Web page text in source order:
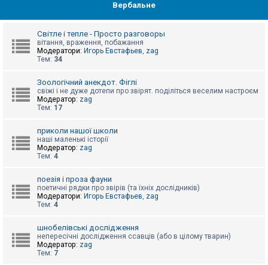
Вербальне
Світле і тепле - Просто разговоры
вітання, враження, побажання
Модератори: Игорь Евстафьев, zag
Тем: 34
Зоологічний анекдот. Фіглі
свіжі і не дуже дотепи про звірят. поділіться веселим настроєм
Модератор: zag
Тем: 17
приколи нашої школи
наші маленькі історії
Модератор: zag
Тем: 4
поезія і проза фауни
поетичні рядки про звірів (та їхніх дослідників)
Модератори: Игорь Евстафьев, zag
Тем: 4
шнобелівські дослідження
непересічні дослідження ссавців (або в цілому тварин)
Модератор: zag
Тем: 7